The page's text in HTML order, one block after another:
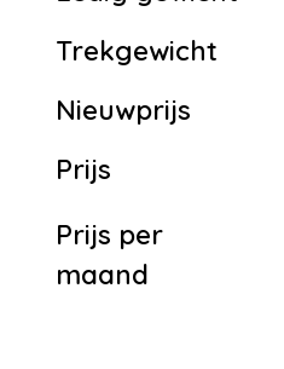
Trekgewicht
Nieuwprijs
Prijs
Prijs per
maand